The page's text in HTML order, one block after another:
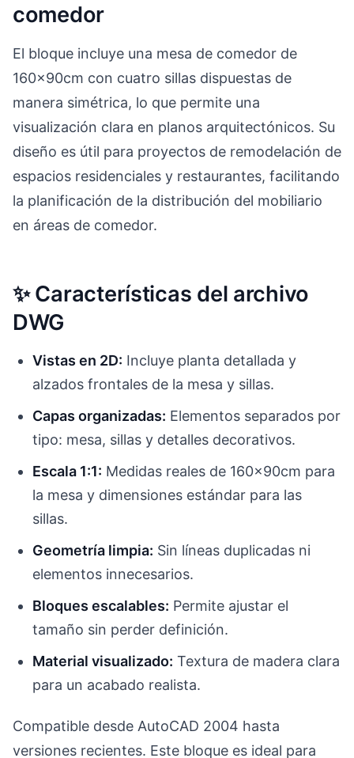
comedor
El bloque incluye una mesa de comedor de
160x90cm con cuatro sillas dispuestas de
manera simétrica, lo que permite una
visualización clara en planos arquitectónicos. Su
diseño es útil para proyectos de remodelación de
espacios residenciales y restaurantes, facilitando
la planificación de la distribución del mobiliario
en áreas de comedor.
✨ Características del archivo
DWG
Vistas en 2D: Incluye planta detallada y
alzados frontales de la mesa y sillas.
Capas organizadas: Elementos separados por
tipo: mesa, sillas y detalles decorativos.
Escala 1:1: Medidas reales de 160x90cm para
la mesa y dimensiones estándar para las
sillas.
Geometría limpia: Sin líneas duplicadas ni
elementos innecesarios.
Bloques escalables: Permite ajustar el
tamaño sin perder definición.
Material visualizado: Textura de madera clara
para un acabado realista.
Compatible desde AutoCAD 2004 hasta
versiones recientes. Este bloque es ideal para